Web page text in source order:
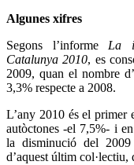
Algunes xifres
Segons l’informeLa
Catalunya 2010, es
2009, quan el nombre
3,3% respecte a 2008.
L’any 2010 és el primer
autòctones -el 7,5%- i
la disminució del
d’aquest últim